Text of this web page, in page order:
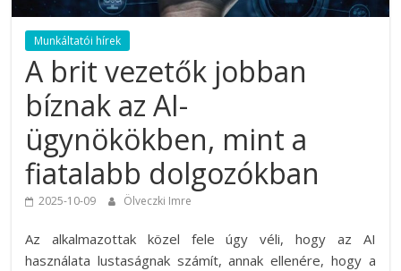
Munkáltatói hírek
A brit vezetők jobban
bíznak az AI-
ügynökökben, mint a
fiatalabb dolgozókban
2025-10-09 Ölveczki Imre
Az alkalmazottak közel fele úgy véli, hogy az AI
használata lustaságnak számít, annak ellenére, hogy a